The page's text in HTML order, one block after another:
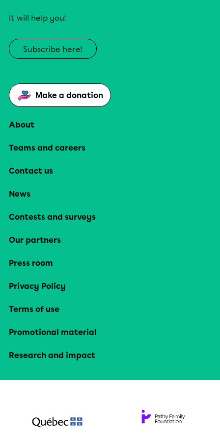
It will help you!
Subscribe here!
Make a donation
About
Teams and careers
Contact us
News
Contests and surveys
Our partners
Press room
Privacy Policy
Terms of use
Promotional material
Research and impact